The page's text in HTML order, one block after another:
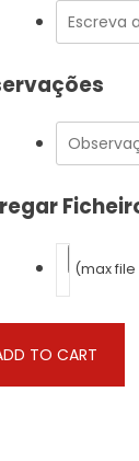
(max file
TO CART